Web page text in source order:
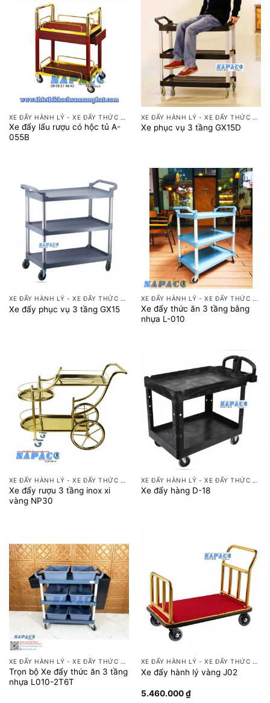
XE ĐẨY HÀNH LÝ - XE ĐẨY THỨC ĂN
Xe đẩy lẩu rượu có hộc tủ A-
055B
XE ĐẨY HÀNH LÝ - XE ĐẨY THỨC ĂN
Xe phục vụ 3 tầng GX15D
XE ĐẨY HÀNH LÝ - XE ĐẨY THỨC ĂN
Xe đẩy phục vụ 3 tầng GX15
XE ĐẨY HÀNH LÝ - XE ĐẨY THỨC ĂN
Xe đẩy thức ăn 3 tầng bằng
nhựa L-010
XE ĐẨY HÀNH LÝ - XE ĐẨY THỨC ĂN
Xe đẩy rượu 3 tầng inox xi
vàng NP30
XE ĐẨY HÀNH LÝ - XE ĐẨY THỨC ĂN
Xe đẩy hàng D-18
XE ĐẨY HÀNH LÝ - XE ĐẨY THỨC ĂN
Trọn bộ Xe đẩy thức ăn 3 tầng
nhựa L010-2T6T
XE ĐẨY HÀNH LÝ - XE ĐẨY THỨC ĂN
Xe đẩy hành lý vàng J02
5.460.000₫